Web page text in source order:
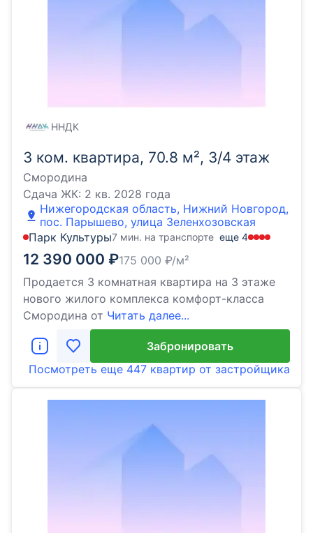
3 ком. квартира, 70.8 м², 3/4 этаж
Смородина
Сдача ЖК: 2 кв. 2028 года
Нижегородская область, Нижний Новгород,
пос. Парышево, улица Зеленхозовская
Парк Культуры7 мин. на транспорте еще 4
12 390 000 ₽175 000 ₽/м²
Продается 3 комнатная квартира на 3 этаже
нового жилого комплекса комфорт-класса
Cмородина от Читать далее...
ННДК
Забронировать
Посмотреть еще 447 квартир от застройщика